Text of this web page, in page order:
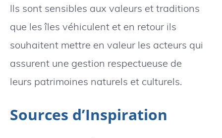
Ils sont sensibles aux valeurs et traditions
que les îles véhiculent et en retour ils
souhaitent mettre en valeur les acteurs qui
assurent une gestion respectueuse de
leurs patrimoines naturels et culturels.
Sources d’Inspiration